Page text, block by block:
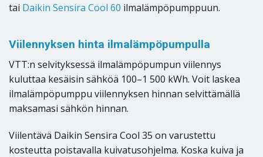
tai Daikin Sensira Cool 60 ilmalämpöpumppuun.
Viilennyksen hinta ilmalämpöpumpulla
VTT:n selvityksessä ilmalämpöpumpun viilennys
kuluttaa kesäisin sähköä 100–1 500 kWh. Voit laskea
ilmalämpöpumppu viilennyksen hinnan selvittämällä
maksamasi sähkön hinnan.
Viilentävä Daikin Sensira Cool 35 on varustettu
kosteutta poistavalla kuivatusohjelma. Koska kuiva ja